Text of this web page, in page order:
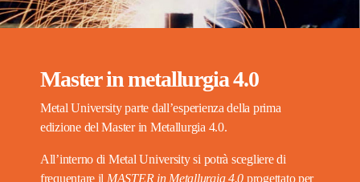
Master in metallurgia 4.0
Metal University parte dall’esperienza della prima
edizione del Master in Metallurgia 4.0.
All’interno di Metal University si potrà scegliere di
frequentare il MASTER in Metallurgia 4.0 progettato per